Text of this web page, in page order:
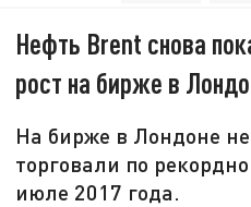
Нефть Brent снова
рост на бирже в
На бирже в Лондоне
торговали по
июле 2017 года.